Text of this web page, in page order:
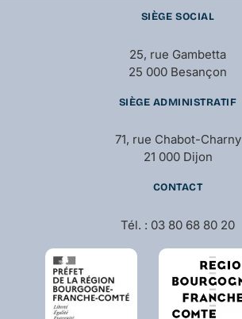
SIÈGE SOCIAL
25, rue Gambetta
25 000 Besançon
SIÈGE ADMINISTRATIF
71, rue Chabot-Charny
21 000 Dijon
CONTACT
Tél. : 03 80 68 80 20